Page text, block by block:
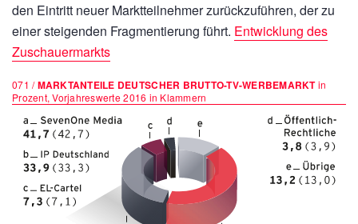
den Eintritt neuer Marktteilnehmer zurückzuführen, der zu
einer steigenden Fragmentierung führt. Entwicklung des
Zuschauermarkts
071 /MARKTANTEILE DEUTSCHER BRUTTO-TV-WERBEMARKTin
Prozent, Vorjahreswerte 2016 in Klammern